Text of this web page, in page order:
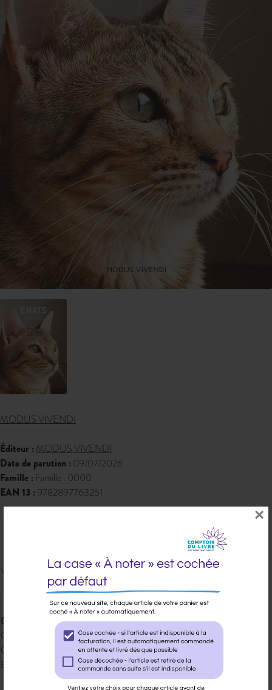
×
MODUS VIVENDI
Éditeur : MODUS VIVENDI
Date de parution : 09/07/2026
Famille : Famille : 0000
EAN 13 : 9782897763251
Veuillez vous
au panier cet article.
Disponible
Qté dispo en magasin : 20
Gisement : 00-02-ACTU-4
Etat Dilicom : Disponible